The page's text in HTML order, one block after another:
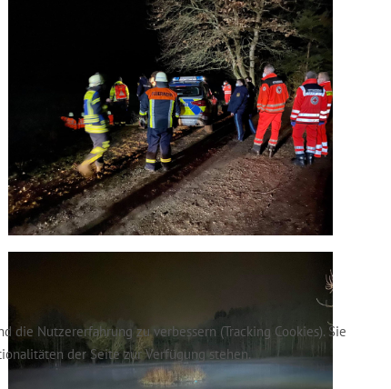
Nutzererfahrung zu verbessern (Tracking Cookies). Sie
der Seite zur Verfügung stehen.